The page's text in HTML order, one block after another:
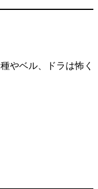
やベル、ドラは怖く